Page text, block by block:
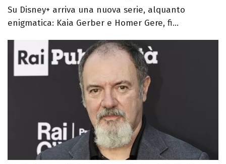
Su Disney+ arriva una nuova serie, alquanto
enigmatica: Kaia Gerber e Homer Gere, fi...